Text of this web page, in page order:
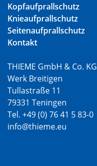
Kopfaufprallschutz
Knieaufprallschutz
Seitenaufprallschutz
Kontakt
THIEME GmbH & Co. KG
Werk Breitigen
Tullastraße 11
79331 Teningen
Tel. +49 (0) 76 41 5 83-0
info@thieme.eu